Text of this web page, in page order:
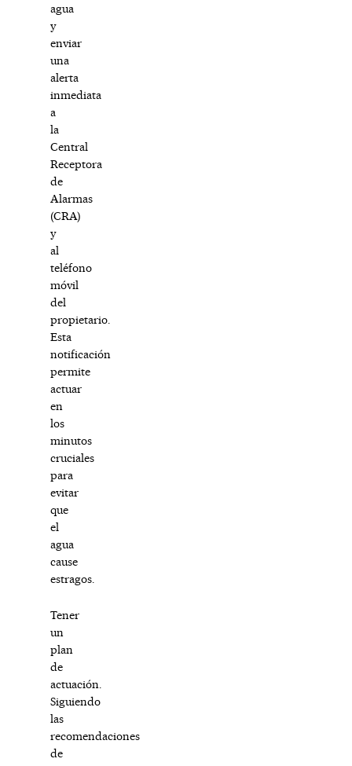
agua
y
enviar
una
alerta
inmediata
a
la
Central
Receptora
de
Alarmas
(CRA)
y
al
teléfono
móvil
del
propietario.
Esta
notificación
permite
actuar
en
los
minutos
cruciales
para
evitar
que
el
agua
cause
estragos.
Tener
un
plan
de
actuación.
Siguiendo
las
recomendaciones
de